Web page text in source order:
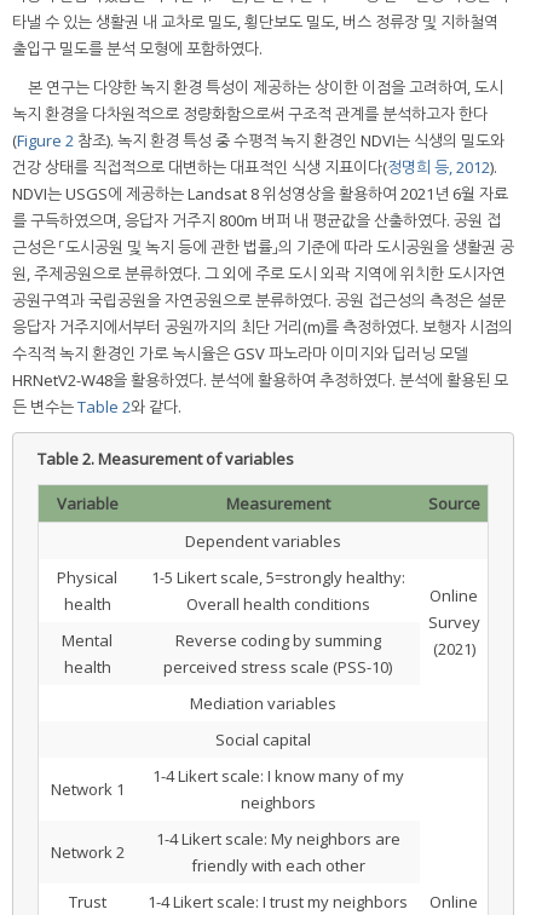
타낼 수 있는 생활권 내 교차로 밀도, 횡단보도 밀도, 버스 정류장 및 지하철역
출입구 밀도를 분석 모형에 포함하였다.
본 연구는 다양한 녹지 환경 특성이 제공하는 상이한 이점을 고려하여, 도시
녹지 환경을 다차원적으로 정량화함으로써 구조적 관계를 분석하고자 한다
(Figure 2 참조). 녹지 환경 특성 중 수평적 녹지 환경인 NDVI는 식생의 밀도와
건강 상태를 직접적으로 대변하는 대표적인 식생 지표이다(정명희 등, 2012).
NDVI는 USGS에 제공하는 Landsat 8 위성영상을 활용하여 2021년 6월 자료
를 구득하였으며, 응답자 거주지 800m 버퍼 내 평균값을 산출하였다. 공원 접
근성은 「도시공원 및 녹지 등에 관한 법률」의 기준에 따라 도시공원을 생활권 공
원, 주제공원으로 분류하였다. 그 외에 주로 도시 외곽 지역에 위치한 도시자연
공원구역과 국립공원을 자연공원으로 분류하였다. 공원 접근성의 측정은 설문
응답자 거주지에서부터 공원까지의 최단 거리(m)를 측정하였다. 보행자 시점의
수직적 녹지 환경인 가로 녹시율은 GSV 파노라마 이미지와 딥러닝 모델
HRNetV2-W48을 활용하였다. 분석에 활용하여 추정하였다. 분석에 활용된 모
든 변수는Table 2와 같다.
Table 2.Measurement of variables
Variable Measurement
Source
Dependent variables
Physical
health
1-5 Likert scale, 5=strongly healthy:
Overall health conditions
Online
Survey
(2021)
Mental
health
Reverse coding by summing
perceived stress scale (PSS-10)
Mediation variables
Social capital
Network 1
1-4 Likert scale: I know many of my
neighbors
Online
Network 2
1-4 Likert scale: My neighbors are
friendly with each other
Trust
1-4 Likert scale: I trust my neighbors